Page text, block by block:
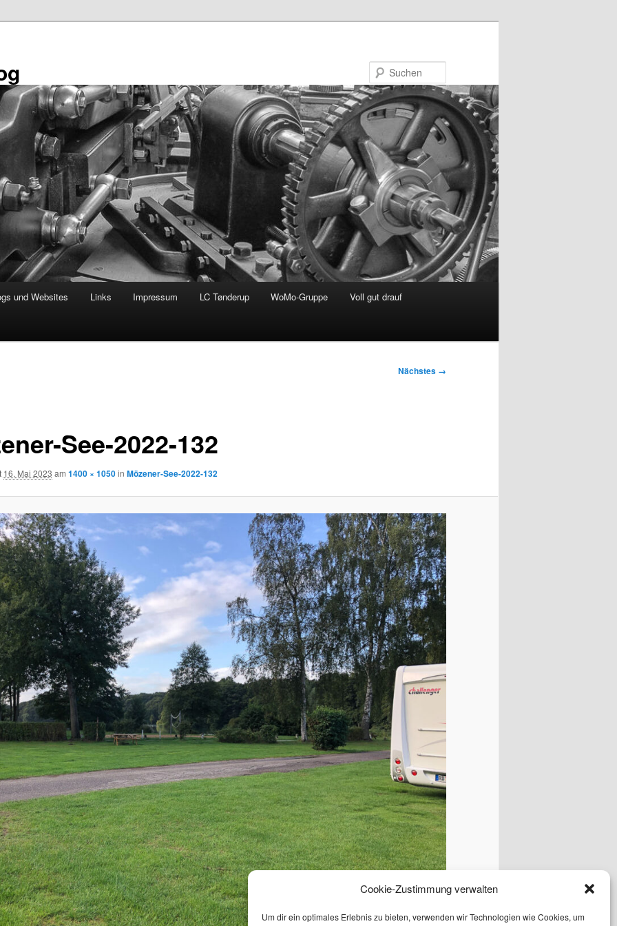
Cookie-Zustimmung verwalten
Um dir ein optimales Erlebnis zu bieten, verwenden wir Technologien wie Cookies, um
und Websites Links Impressum LC Tønderup WoMo-Gruppe Voll gut drauf
Nächstes →
See-2022-132
16. Mai 2023 am 1400 × 1050in Mözener-See-2022-132